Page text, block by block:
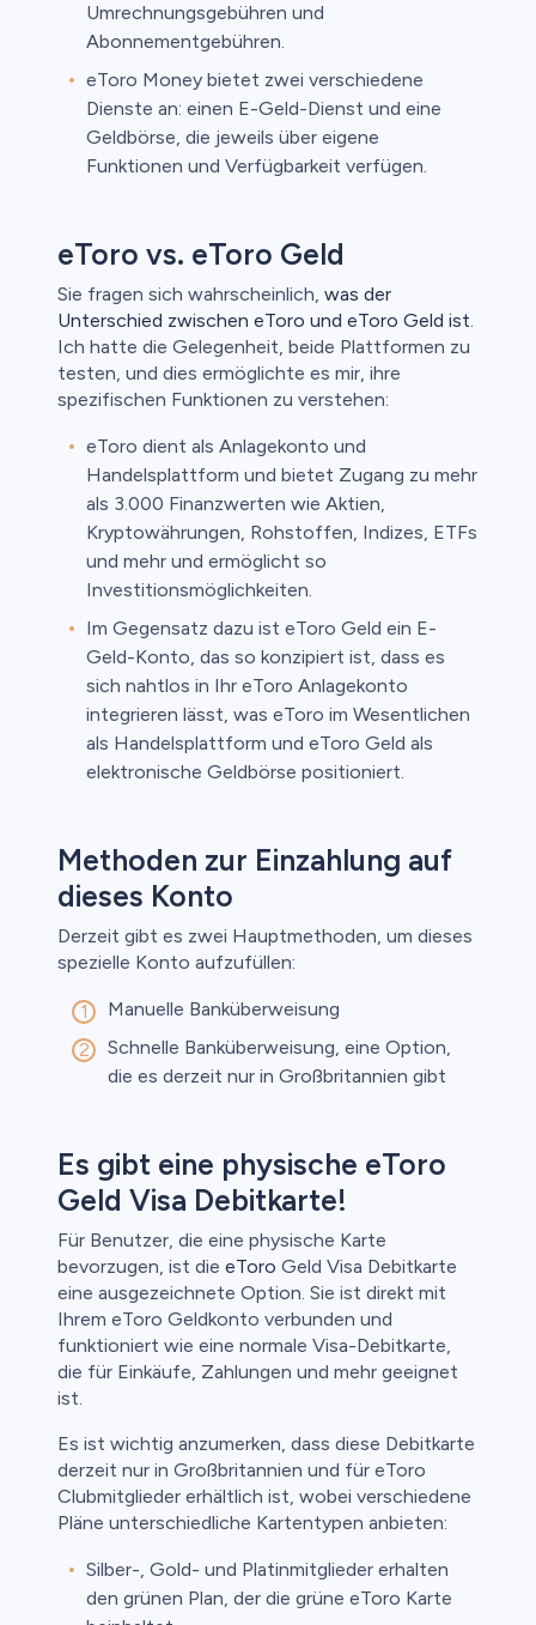
Umrechnungsgebühren und
Abonnementgebühren.
eToro Money bietet zwei verschiedene
Dienste an: einen E-Geld-Dienst und eine
Geldbörse, die jeweils über eigene
Funktionen und Verfügbarkeit verfügen.
eToro vs. eToro Geld
Sie fragen sich wahrscheinlich, was der
Unterschied zwischen eToro und eToro Geld ist.
Ich hatte die Gelegenheit, beide Plattformen zu
testen, und dies ermöglichte es mir, ihre
spezifischen Funktionen zu verstehen:
eToro dient als Anlagekonto und
Handelsplattform und bietet Zugang zu mehr
als 3.000 Finanzwerten wie Aktien,
Kryptowährungen, Rohstoffen, Indizes, ETFs
und mehr und ermöglicht so
Investitionsmöglichkeiten.
Im Gegensatz dazu ist eToro Geld ein E-
Geld-Konto, das so konzipiert ist, dass es
sich nahtlos in Ihr eToro Anlagekonto
integrieren lässt, was eToro im Wesentlichen
als Handelsplattform und eToro Geld als
elektronische Geldbörse positioniert.
Methoden zur Einzahlung auf
dieses Konto
Derzeit gibt es zwei Hauptmethoden, um dieses
spezielle Konto aufzufüllen:
Manuelle Banküberweisung
Schnelle Banküberweisung, eine Option,
die es derzeit nur in Großbritannien gibt
Es gibt eine physische eToro
Geld Visa Debitkarte!
Für Benutzer, die eine physische Karte
bevorzugen, ist die eToro Geld Visa Debitkarte
eine ausgezeichnete Option. Sie ist direkt mit
Ihrem eToro Geldkonto verbunden und
funktioniert wie eine normale Visa-Debitkarte,
die für Einkäufe, Zahlungen und mehr geeignet
ist.
Es ist wichtig anzumerken, dass diese Debitkarte
derzeit nur in Großbritannien und für eToro
Clubmitglieder erhältlich ist, wobei verschiedene
Pläne unterschiedliche Kartentypen anbieten:
Silber-, Gold- und Platinmitglieder erhalten
den grünen Plan, der die grüne eToro Karte